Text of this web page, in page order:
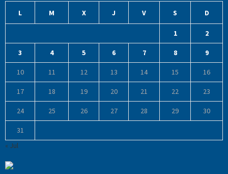
L M X J V S D
1 2
3 4 5 6 7 8 9
10 11 12 13 14 15 16
17 18 19 20 21 22 23
24 25 26 27 28 29 30
31
« Jul